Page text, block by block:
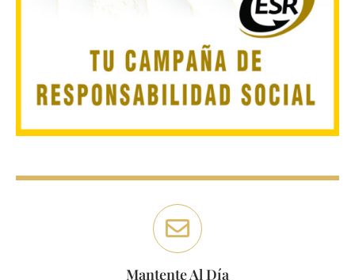
Mantente Al Día